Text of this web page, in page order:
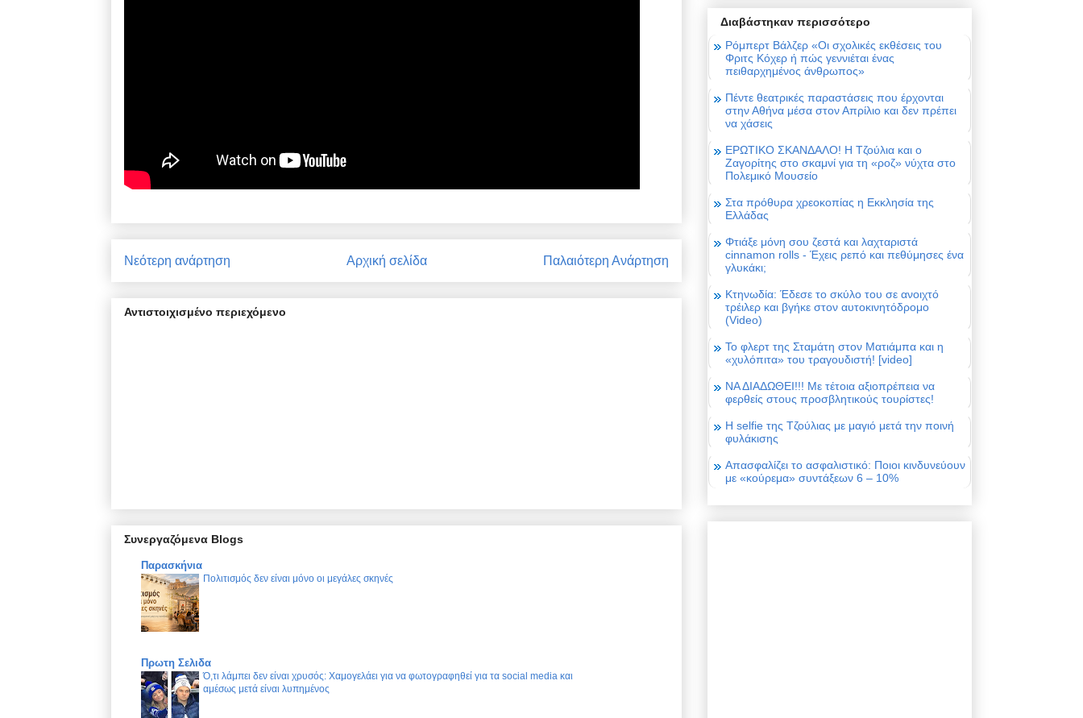
Νεότερη ανάρτηση Παλαιότερη Ανάρτηση
Αρχική σελίδα
Αντιστοιχισμένο περιεχόμενο
Συνεργαζόμενα Blogs
Παρασκήνια
Πολιτισμός δεν είναι μόνο οι μεγάλες σκηνές
Πρωτη Σελιδα
Ό,τι λάμπει δεν είναι χρυσός: Χαμογελάει για να φωτογραφηθεί για τα social media και
αμέσως μετά είναι λυπημένος
Διαβάστηκαν περισσότερο
Ρόμπερτ Βάλζερ «Οι σχολικές εκθέσεις του
Φριτς Κόχερ ή πώς γεννιέται ένας
πειθαρχημένος άνθρωπος»
Πέντε θεατρικές παραστάσεις που έρχονται
στην Αθήνα μέσα στον Απρίλιο και δεν πρέπει
να χάσεις
ΕΡΩΤΙΚΟ ΣΚΑΝΔΑΛΟ! Η Τζούλια και ο
Ζαγορίτης στο σκαμνί για τη «ροζ» νύχτα στο
Πολεμικό Μουσείο
Στα πρόθυρα χρεοκοπίας η Εκκλησία της
Ελλάδας
Φτιάξε μόνη σου ζεστά και λαχταριστά
cinnamon rolls - Έχεις ρεπό και πεθύμησες ένα
γλυκάκι;
Κτηνωδία: Έδεσε το σκύλο του σε ανοιχτό
τρέιλερ και βγήκε στον αυτοκινητόδρομο
(Video)
Το φλερτ της Σταμάτη στον Ματιάμπα και η
«χυλόπιτα» του τραγουδιστή! [video]
ΝΑ ΔΙΑΔΩΘΕΙ!!! Με τέτοια αξιοπρέπεια να
φερθείς στους προσβλητικούς τουρίστες!
Η selfie της Τζούλιας με μαγιό μετά την ποινή
φυλάκισης
Απασφαλίζει το ασφαλιστικό: Ποιοι κινδυνεύουν
με «κούρεμα» συντάξεων 6 – 10%